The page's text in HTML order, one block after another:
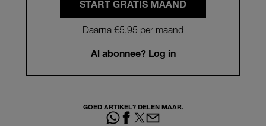
START GRATIS MAAND
Daarna €5,95 per maand
Al abonnee? Log in
GOED ARTIKEL? DELEN MAAR.